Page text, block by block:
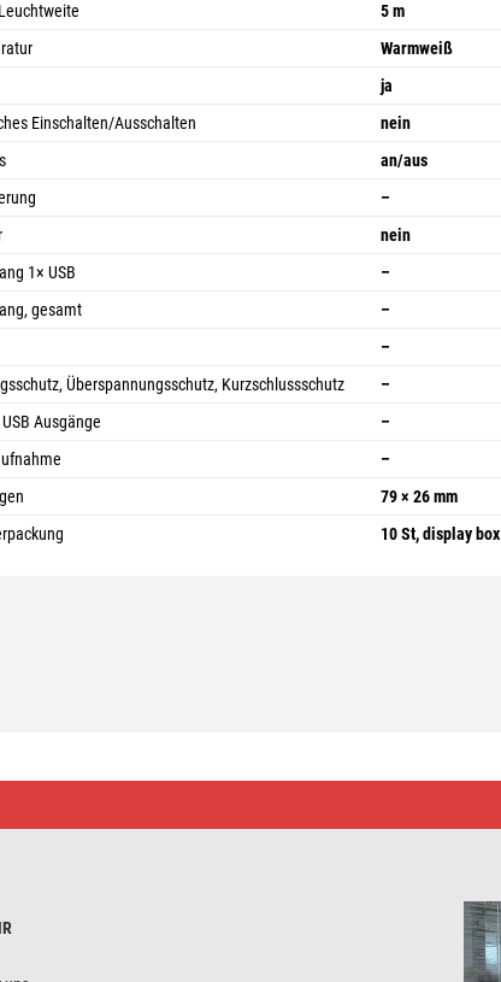
5 m
Warmweiß
ja
Einschalten/Ausschalten
nein
an/aus
–
nein
1× USB
–
gesamt
–
–
Überspannungsschutz, Kurzschlussschutz
–
Ausgänge
–
–
79 × 26 mm
10 St, display box